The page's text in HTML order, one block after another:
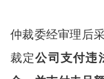
仲裁委经审理后
裁定公司支付违